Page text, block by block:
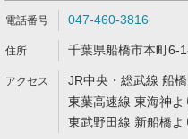
047-460-3816
千葉県船橋市本町6-
JR中央・総武線 船
東葉高速線 東海神
東武野田線 新船橋